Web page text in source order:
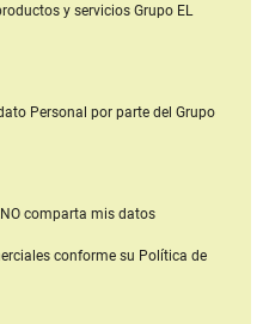
y serviciosGrupo EL
Personal por parte del Grupo
comparta mis datos
conforme su Política de